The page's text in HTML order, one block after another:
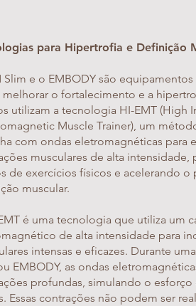
para Hipertrofia e Definição
Slim e o EMBODY são
melhorar o fortalecimento e a
utilizam a tecnologia HI-EMT (High
Muscle Trainer), um
com ondas eletromagnéticas para
musculares de alta intensidade,
de exercícios físicos e acelerando o
muscular.
é uma tecnologia que utiliza um
de alta intensidade para
intensas e eficazes. Durante
EMBODY, as ondas
profundas, simulando o esforço
Essas contrações não podem ser